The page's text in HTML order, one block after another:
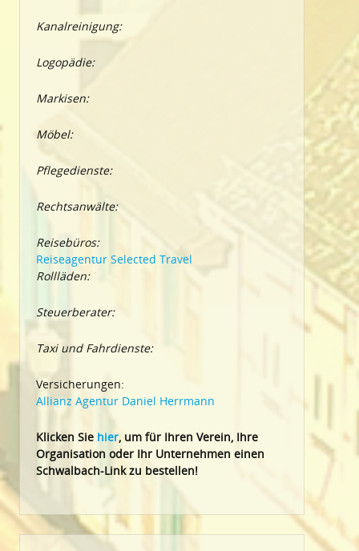
Kanalreinigung:
Logopädie:
Markisen:
Möbel:
Pflegedienste:
Rechtsanwälte:
Reisebüros:
Reiseagentur Selected Travel
Rollläden:
Steuerberater:
Taxi und Fahrdienste:
Versicherungen:
Allianz Agentur Daniel Herrmann
Klicken Sie hier, um für Ihren Verein, Ihre
Organisation oder Ihr Unternehmen einen
Schwalbach-Link zu bestellen!